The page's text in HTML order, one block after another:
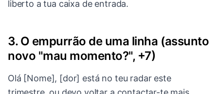
liberto a tua caixa de entrada.
3. O empurrão de uma linha (assunto
novo "mau momento?", +7)
Olá [Nome], [dor] está no teu radar este